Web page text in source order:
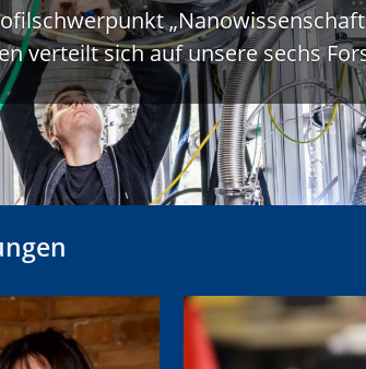
verteilt sich auf unsere sechs